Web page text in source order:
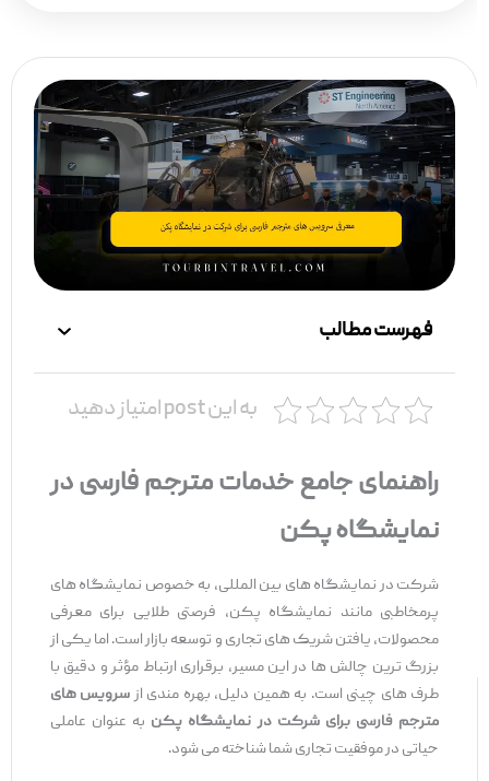
فهرست مطالب
به این post امتیاز دهید
راهنمای جامع خدمات مترجم فارسی در
نمایشگاه پکن
شرکت در نمایشگاه‌ های بین ‌المللی، به ‌خصوص نمایشگاه ‌های
پرمخاطبی مانند نمایشگاه پکن، فرصتی طلایی برای معرفی
محصولات، یافتن شریک ‌های تجاری و توسعه بازار است. اما یکی از
بزرگ ‌ترین چالش ‌ها در این مسیر، برقراری ارتباط مؤثر و دقیق با
طرف ‌های چینی است. به همین دلیل، بهره‌ مندی از سرویس ‌های
مترجم فارسی برای شرکت در نمایشگاه پکنبه‌ عنوان عاملی
حیاتی در موفقیت تجاری شما شناخته می‌ شود.